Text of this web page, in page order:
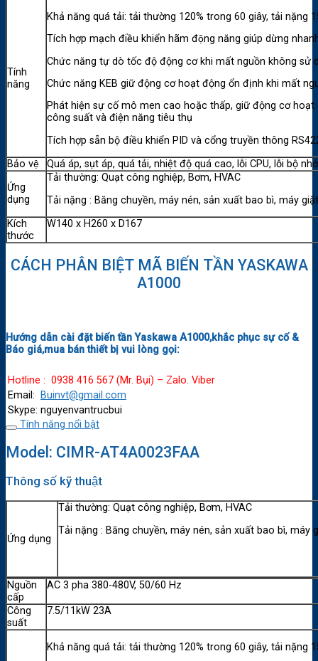
Tính
năng
Khả năng quá tải: tải thường 120% trong 60 giây, tải nặng
Tích hợp mạch điều khiển hãm động năng giúp dừng
Chức năng tự dò tốc độ động cơ khi mất nguồn không sử
Chức năng KEB giữ động cơ hoạt động ổn định khi mất
Phát hiện sự cố mô men cao hoặc thấp, giữ động cơ
công suất và điện năng tiêu thụ
Tích hợp sẵn bộ điều khiển PID và cổng truyền thông
Bảo vệ
Quá áp, sụt áp, quá tải, nhiệt độ quá cao, lỗi CPU, lỗi bộ
Ứng
dụng
Tải thường: Quạt công nghiệp, Bơm, HVAC
Tải nặng : Băng chuyền, máy nén, sản xuất bao bì, máy
Kích
thước
W140 x H260 x D167
CÁCH PHÂN BIỆT MÃ BIẾN TẦN YASKAWA
A1000
Hướng dẫn cài đặt biến tần Yaskawa A1000,khắc phục sự cố &
Báo giá,mua bán thiết bị vui lòng gọi:
Hotline : 0938 416 567 (Mr. Bụi) – Zalo. Viber
Email:
Buinvt@gmail.com
Skype: nguyenvantrucbui
Tính năng nổi bật
Model: CIMR-AT4A0023FAA
Thông số kỹ thuật
Ứng dụng
Tải thường: Quạt công nghiệp, Bơm, HVAC
Tải nặng : Băng chuyền, máy nén, sản xuất bao bì, máy
Nguồn
cấp
AC 3 pha 380-480V, 50/60 Hz
Công
suất
7.5/11kW 23A
Khả năng quá tải: tải thường 120% trong 60 giây, tải nặng